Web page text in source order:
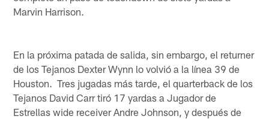
Marvin Harrison.
En la próxima patada de salida, sin embargo, el returner
de los Tejanos Dexter Wynn lo volvió a la línea 39 de
Houston. Tres jugadas más tarde, el quarterback de los
Tejanos David Carr tiró 17 yardas a Jugador de
Estrellas wide receiver Andre Johnson, y después de